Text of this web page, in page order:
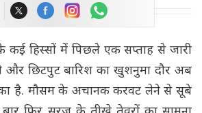
के कई हिस्सों में पिछले एक सप्ताह से जारी
और छिटपुट बारिश का खुशनुमा दौर अब
है. मौसम के अचानक करवट लेने से सूबे